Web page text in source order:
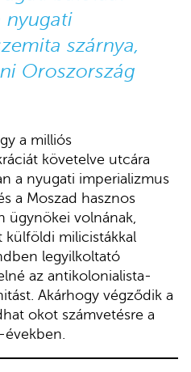
nyugati
szárnya,
Oroszország
a milliós
követelve utcára
a nyugati imperializmus
a Moszad hasznos
ügynökei volnának,
külföldi milicistákkal
legyilkoltató
az antikolonialista-
Akárhogy végződik a
okot számvetésre a